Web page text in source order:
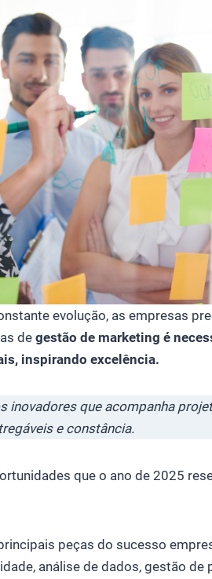
evolução, as empresas
de gestão de marketing é
inspirando excelência.
inovadores que acompanha
e constância.
que o ano de 2025
peças do sucesso
análise de dados, gestão de